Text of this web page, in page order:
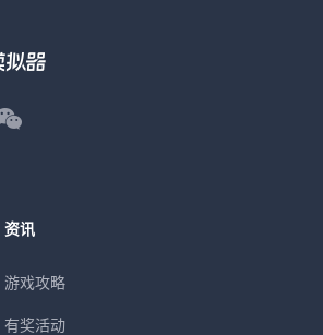
资讯
游戏攻略
有奖活动